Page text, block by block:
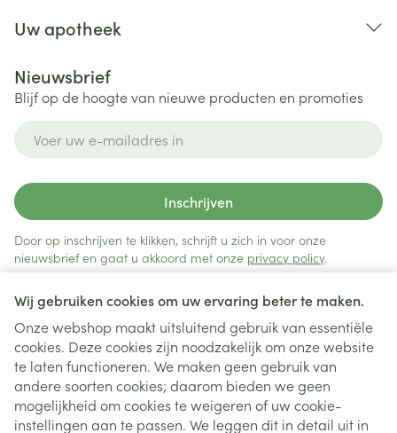
Wij gebruiken cookies om uw ervaring beter te maken.
Onze webshop maakt uitsluitend gebruik van essentiële
cookies. Deze cookies zijn noodzakelijk om onze website
te laten functioneren. We maken geen gebruik van
andere soorten cookies; daarom bieden we geen
mogelijkheid om cookies te weigeren of uw cookie-
instellingen aan te passen. We leggen dit in detail uit in
Uw apotheek
Nieuwsbrief
Blijf op de hoogte van nieuwe producten en promoties
Inschrijven
Door op inschrijven te klikken, schrijft u zich in voor onze
nieuwsbrief en gaat u akkoord met onze privacy policy.